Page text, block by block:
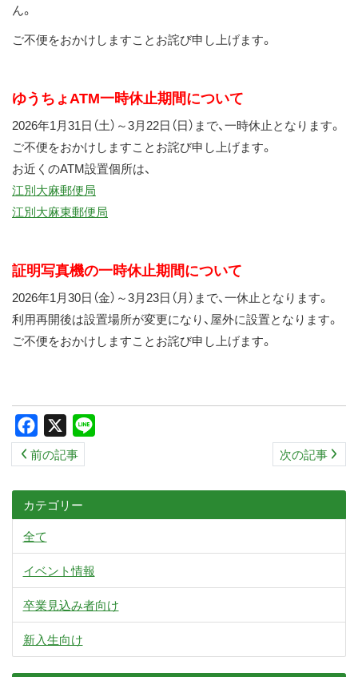
ん。
ご不便をおかけしますことお詫び申し上げます。
ゆうちょATM一時休止期間について
2026年1月31日（土）～3月22日（日）まで、一時休止となります。
ご不便をおかけしますことお詫び申し上げます。
お近くのATM設置個所は、
江別大麻郵便局
江別大麻東郵便局
証明写真機の一時休止期間について
2026年1月30日（金）～3月23日（月）まで、一休止となります。
利用再開後は設置場所が変更になり、屋外に設置となります。
ご不便をおかけしますことお詫び申し上げます。
Facebook
前の記事 次の記事
カテゴリー
全て
イベント情報
卒業見込み者向け
新入生向け